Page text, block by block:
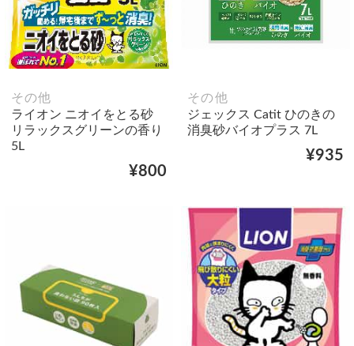
その他
ライオン ニオイをとる砂
リラックスグリーンの香り
5L
¥800
その他
ジェックス Catit ひのきの
消臭砂バイオプラス 7L
¥935